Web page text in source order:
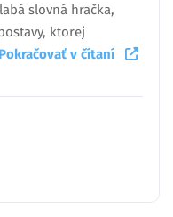
slovná hračka,
ktorej
Pokračovať v čítaní